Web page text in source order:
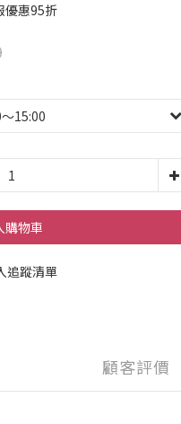
優惠95折
購物車
追蹤清單
顧客評價